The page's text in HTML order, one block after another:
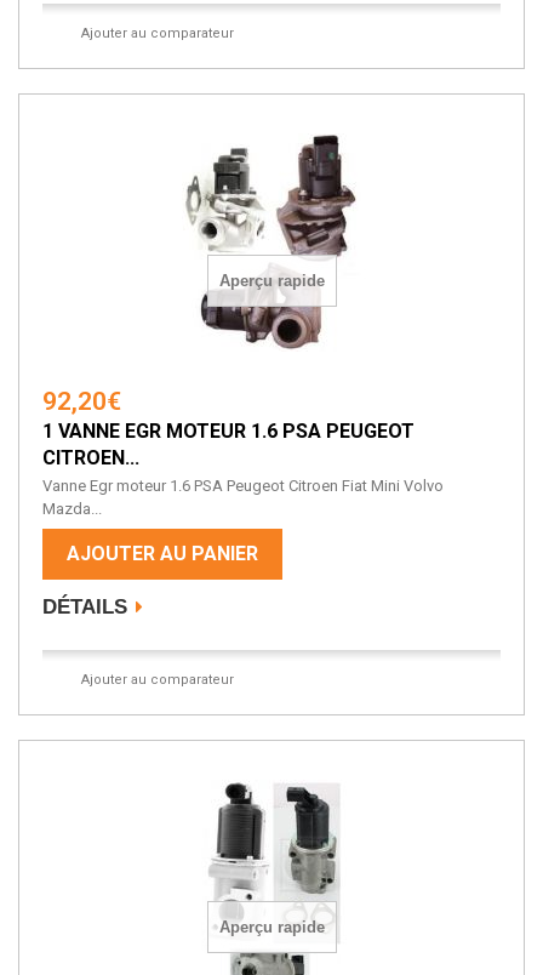
Ajouter au comparateur
Aperçu rapide
92,20€
1 VANNE EGR MOTEUR 1.6 PSA PEUGEOT
CITROEN...
Vanne Egr moteur 1.6 PSA Peugeot Citroen Fiat Mini Volvo
Mazda...
AJOUTER AU PANIER
DÉTAILS
Ajouter au comparateur
Aperçu rapide